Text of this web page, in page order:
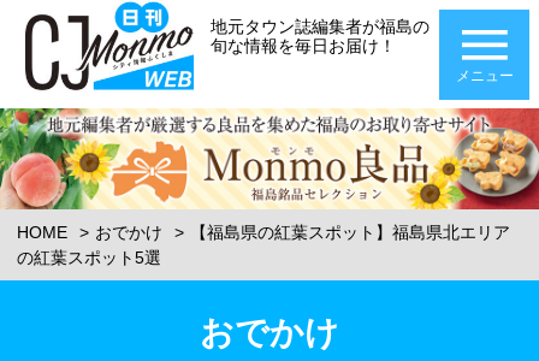
地元タウン誌編集者が福島の
旬な情報を毎日お届け！
メニュー
HOME おでかけ
【福島県の紅葉スポット】福島県北エリア
の紅葉スポット5選
おでかけ